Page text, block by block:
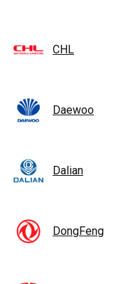
CHL
Daewoo
Dalian
DongFeng